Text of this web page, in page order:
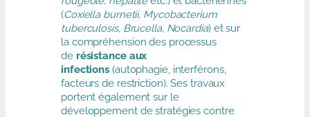
(Coxiella burnetii, Mycobacterium
tuberculosis, Brucella, Nocardia) et sur
la compréhension des processus
de résistance aux
infections (autophagie, interférons,
facteurs de restriction). Ses travaux
portent également sur le
développement de stratégies contre